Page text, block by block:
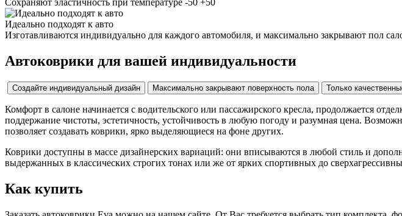
Идеально подходят к авто
Изготавливаются индивидуально для каждого автомобиля, и максимально закрывают пол
Автоковрики для вашей индивидуальности
Создайте индивидуальный дизайн Максимально закрывают поверхность пола Только
Комфорт в салоне начинается с водительского или пассажирского кресла, продолжается
поддержание чистоты, эстетичность, устойчивость в любую погоду и разумная цена.
позволяет создавать коврики, ярко выделяющиеся на фоне других.
Коврики доступны в массе дизайнерских вариаций: они вписываются в любой стиль и
выдержанных в классических строгих тонах или же от ярких спортивных до
Как купить